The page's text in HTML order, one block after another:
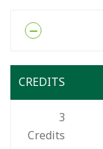
CREDITS
3
Credits